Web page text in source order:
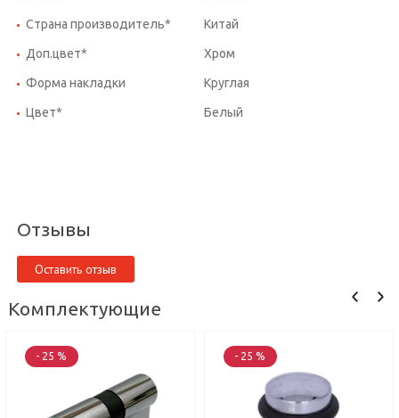
Страна производитель* Китай
Доп.цвет* Хром
Форма накладки Круглая
Цвет* Белый
Отзывы
Оставить отзыв
Комплектующие
- 25 % - 25 %